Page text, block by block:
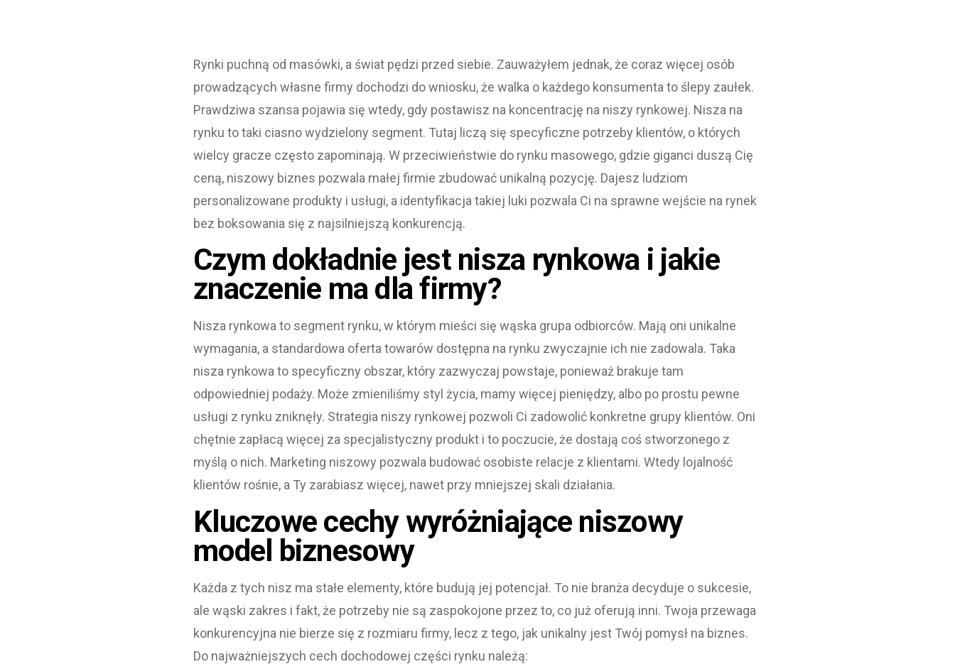
Rynki puchną od masówki, a świat pędzi przed siebie. Zauważyłem jednak, że coraz więcej osób
prowadzących własne firmy dochodzi do wniosku, że walka o każdego konsumenta to ślepy zaułek.
Prawdziwa szansa pojawia się wtedy, gdy postawisz na koncentrację na niszy rynkowej. Nisza na
rynku to taki ciasno wydzielony segment. Tutaj liczą się specyficzne potrzeby klientów, o których
wielcy gracze często zapominają. W przeciwieństwie do rynku masowego, gdzie giganci duszą Cię
ceną, niszowy biznes pozwala małej firmie zbudować unikalną pozycję. Dajesz ludziom
personalizowane produkty i usługi, a identyfikacja takiej luki pozwala Ci na sprawne wejście na rynek
bez boksowania się z najsilniejszą konkurencją.
Czym dokładnie jest nisza rynkowa i jakie
znaczenie ma dla firmy?
Nisza rynkowa to segment rynku, w którym mieści się wąska grupa odbiorców. Mają oni unikalne
wymagania, a standardowa oferta towarów dostępna na rynku zwyczajnie ich nie zadowala. Taka
nisza rynkowa to specyficzny obszar, który zazwyczaj powstaje, ponieważ brakuje tam
odpowiedniej podaży. Może zmieniliśmy styl życia, mamy więcej pieniędzy, albo po prostu pewne
usługi z rynku zniknęły. Strategia niszy rynkowej pozwoli Ci zadowolić konkretne grupy klientów. Oni
chętnie zapłacą więcej za specjalistyczny produkt i to poczucie, że dostają coś stworzonego z
myślą o nich. Marketing niszowy pozwala budować osobiste relacje z klientami. Wtedy lojalność
klientów rośnie, a Ty zarabiasz więcej, nawet przy mniejszej skali działania.
Kluczowe cechy wyróżniające niszowy
model biznesowy
Każda z tych nisz ma stałe elementy, które budują jej potencjał. To nie branża decyduje o sukcesie,
ale wąski zakres i fakt, że potrzeby nie są zaspokojone przez to, co już oferują inni. Twoja przewaga
konkurencyjna nie bierze się z rozmiaru firmy, lecz z tego, jak unikalny jest Twój pomysł na biznes.
Do najważniejszych cech dochodowej części rynku należą: